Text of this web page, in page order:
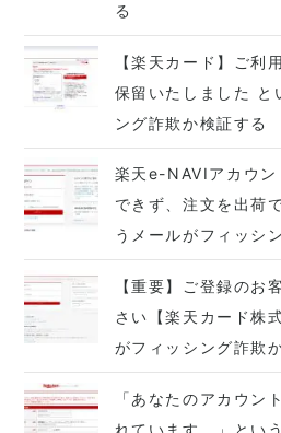
る
【楽天カード】ご利
保留いたしました と
ング詐欺か検証する
楽天e-NAVIアカウン
できず、注文を出荷
うメールがフィッシ
【重要】ご登録のお
さい【楽天カード株
がフィッシング詐欺
「あなたのアカウン
れています。」とい